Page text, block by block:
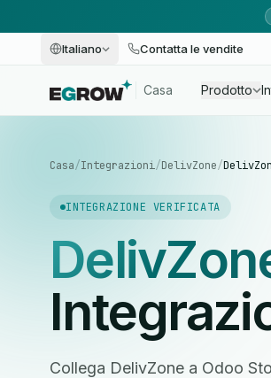
Italiano Contatta le vendite
Casa Prodotto
Casa/Integrazioni/DelivZone/
INTEGRAZIONE VERIFICATA
Collega DelivZone a Odoo